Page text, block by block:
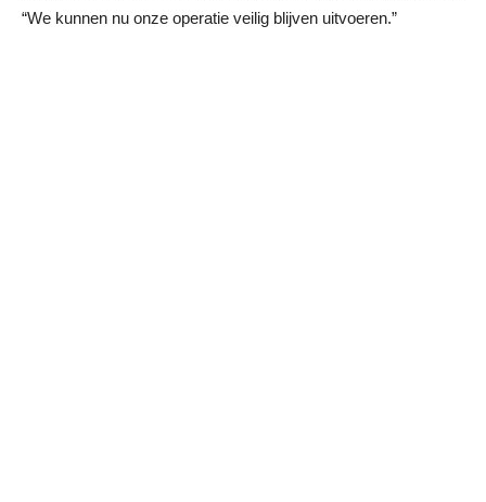
“We kunnen nu onze operatie veilig blijven uitvoeren.”